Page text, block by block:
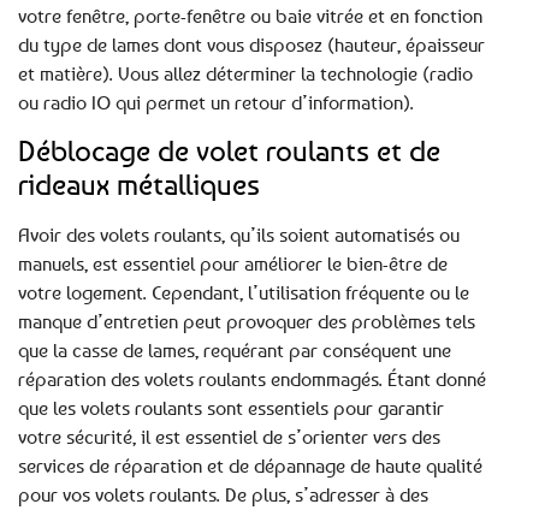
votre fenêtre, porte-fenêtre ou baie vitrée et en fonction
du type de lames dont vous disposez (hauteur, épaisseur
et matière). Vous allez déterminer la technologie (radio
ou radio IO qui permet un retour d’information).
Déblocage de volet roulants et de
rideaux métalliques
Avoir des volets roulants, qu’ils soient automatisés ou
manuels, est essentiel pour améliorer le bien-être de
votre logement. Cependant, l’utilisation fréquente ou le
manque d’entretien peut provoquer des problèmes tels
que la casse de lames, requérant par conséquent une
réparation des volets roulants endommagés. Étant donné
que les volets roulants sont essentiels pour garantir
votre sécurité, il est essentiel de s’orienter vers des
services de réparation et de dépannage de haute qualité
pour vos volets roulants. De plus, s’adresser à des